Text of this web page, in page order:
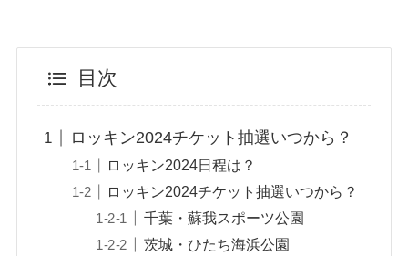
目次
ロッキン2024チケット抽選いつから？
ロッキン2024日程は？
ロッキン2024チケット抽選いつから？
千葉・蘇我スポーツ公園
茨城・ひたち海浜公園